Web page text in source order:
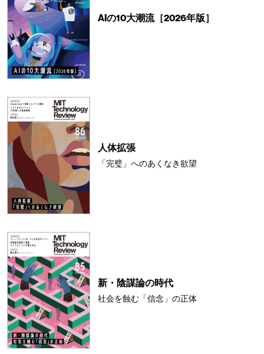
AIの10大潮流［2026年版］
人体拡張
「完璧」へのあくなき欲望
新・陰謀論の時代
社会を蝕む「信念」の正体